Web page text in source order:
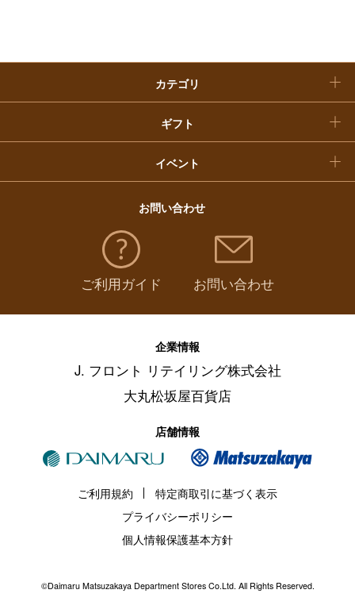
カテゴリ
ギフト
イベント
福袋
お問い合わせ
ご利用ガイド お問い合わせ
企業情報
J. フロント リテイリング株式会社
大丸松坂屋百貨店
店舗情報
ご利用規約
特定商取引に基づく表示
プライバシーポリシー
個人情報保護基本方針
©Daimaru Matsuzakaya Department Stores Co.Ltd. All Rights Reserved.